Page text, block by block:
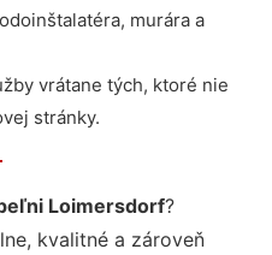
murára a
vrátane tých, ktoré nie
stránky.
Loimersdorf?
kvalitné a zároveň